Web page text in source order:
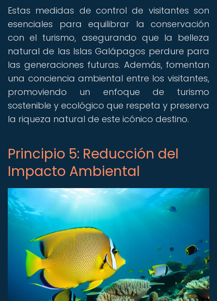
Estas medidas de control de visitantes son
esenciales para equilibrar la conservación
con el turismo, asegurando que la belleza
natural de las Islas Galápagos perdure para
las generaciones futuras. Además, fomentan
una conciencia ambiental entre los visitantes,
promoviendo un enfoque de turismo
sostenible y ecológico que respeta y preserva
la riqueza natural de este icónico destino.
Principio 5: Reducción del
Impacto Ambiental